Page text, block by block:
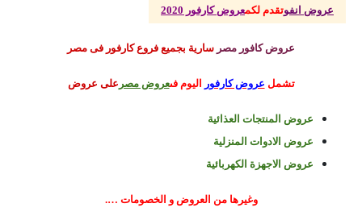
عروض انفوتقدم لكمعروض كارفور 2020
عروض كافور مصر سارية بجميع فروع كارفور فى مصر
تشمل عروض كارفور اليومفىعروض مصر على عروض
عروض المنتجات العذائية
عروض الادوات المنزلية
عروض الاجهزة الكهربائية
وغيرها من العروض و الخصومات ….